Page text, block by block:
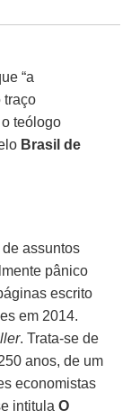
“a
traço
teólogo
Brasil de
assuntos
pânico
escrito
em 2014.
. Trata-se de
anos, de um
economistas
intitulaO